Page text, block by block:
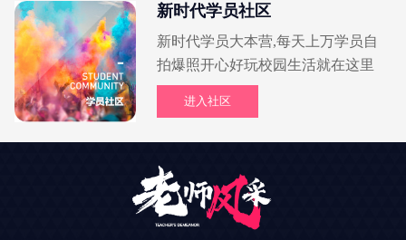
新时代学员社区
新时代学员大本营,每天上万学员自
拍爆照开心好玩校园生活就在这里
进入社区